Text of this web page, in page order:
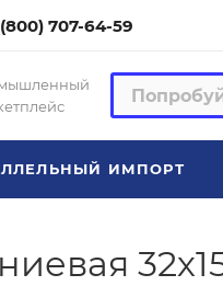
707-64-59
ИМПОРТ